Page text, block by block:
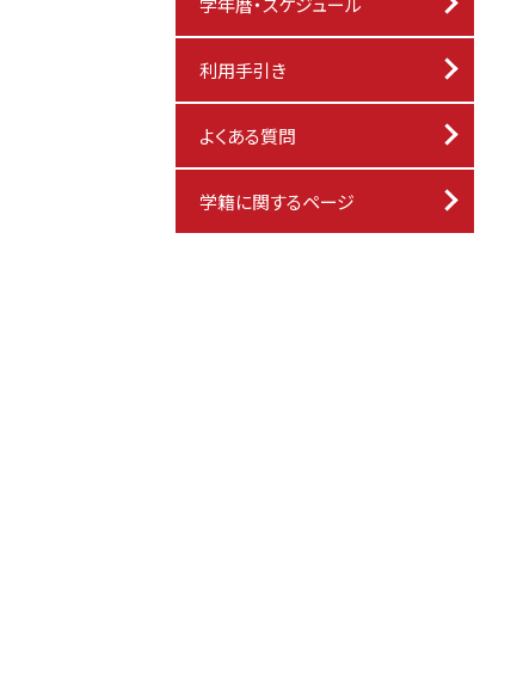
利用手引き
よくある質問
学籍に関するページ